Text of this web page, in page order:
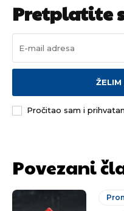
Pretplatite
ŽELIM
Pročitao sam i
Povezani